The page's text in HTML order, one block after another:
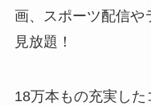
画、スポーツ配信や
見放題！
18万本もの充実し